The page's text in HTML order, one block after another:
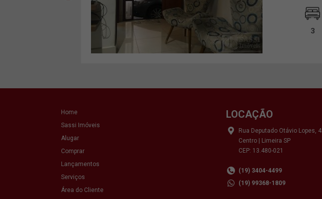
3
Home
Sassi Imóveis
Alugar
Comprar
Lançamentos
Serviços
Área do Cliente
LOCAÇÃO
Rua Deputado Otávio Lopes,
Centro | Limeira SP
CEP: 13.480-021
(19) 3404-4499
(19) 99368-1809